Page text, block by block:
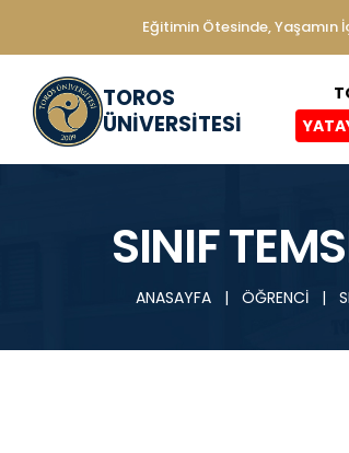
Eğitimin Ötesinde, Yaşamın
TOROS
ÜNİVERSİTESİ
SINIF
ANASAYFA | ÖĞRENCİ |